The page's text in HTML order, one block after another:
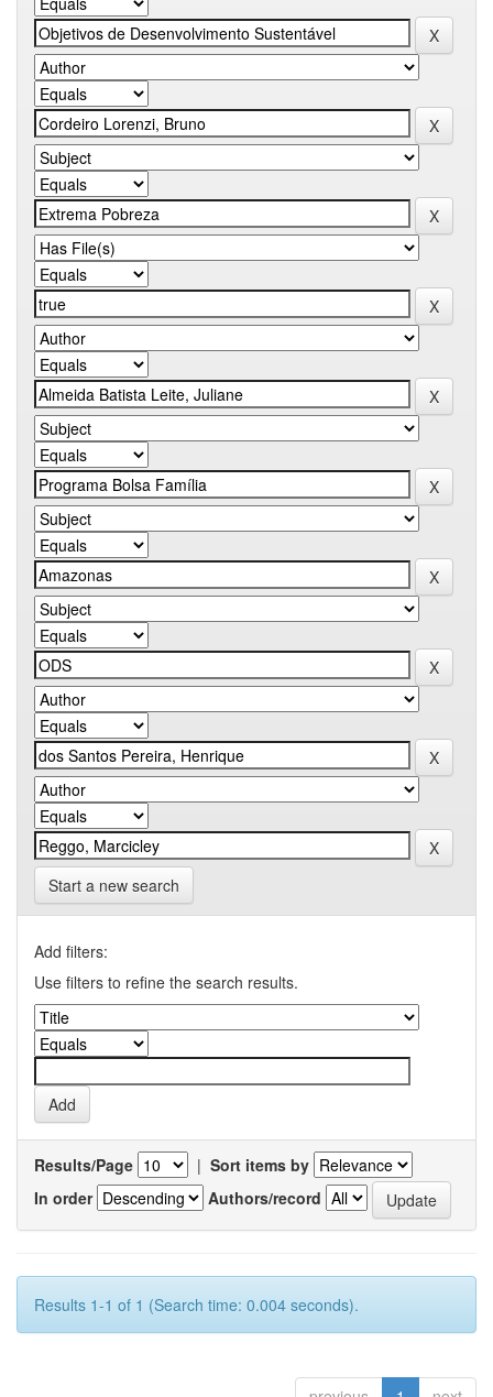
Start a new search
Add filters:
Use filters to refine the search results.
Results/Page | Sort items by
In order
Authors/record
Results 1-1 of 1 (Search time: 0.004 seconds).